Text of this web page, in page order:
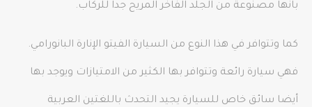
بانها مصنوعة من الجلد الفاخر المريح جدا للركاب.
كما وتتوافر في هذا النوع من السيارة الفيتو الإنارة البانورامي.
فهي سيارة رائعة وتتوافر بها الكثير من الامتيازات ويوجد بها
أيضا سائق خاص للسيارة يجيد التحدث باللغتين العربية